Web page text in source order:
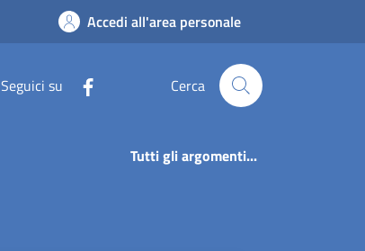
Accedi all'area personale
Seguici su Cerca
Tutti gli argomenti...